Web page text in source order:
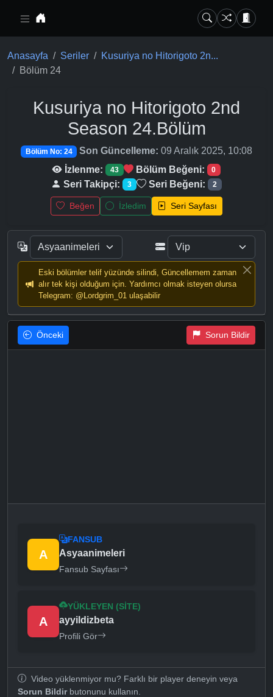
Anasayfa Seriler
Kusuriya no Hitorigoto 2n...
Bölüm 24
Kusuriya no Hitorigoto 2nd
Season 24.Bölüm
Bölüm No: 24 Son Güncelleme: 09 Aralık 2025, 10:08
İzlenme:
43 Bölüm Beğeni: 0
Seri Takipçi: 3 Seri Beğeni: 2
Beğen İzledim Seri Sayfası
Eski bölümler telif yüzünde silindi, Güncellemem zaman
alır tek kişi olduğum için. Yardımcı olmak isteyen olursa
Telegram: @Lordgrim_01 ulaşabilir
Önceki Sorun Bildir
A
FANSUB
Asyaanimeleri
Fansub Sayfası
A
YÜKLEYEN (SITE)
ayyildizbeta
Profili Gör
Video yüklenmiyor mu? Farklı bir player deneyin veya
Sorun Bildirbutonunu kullanın.